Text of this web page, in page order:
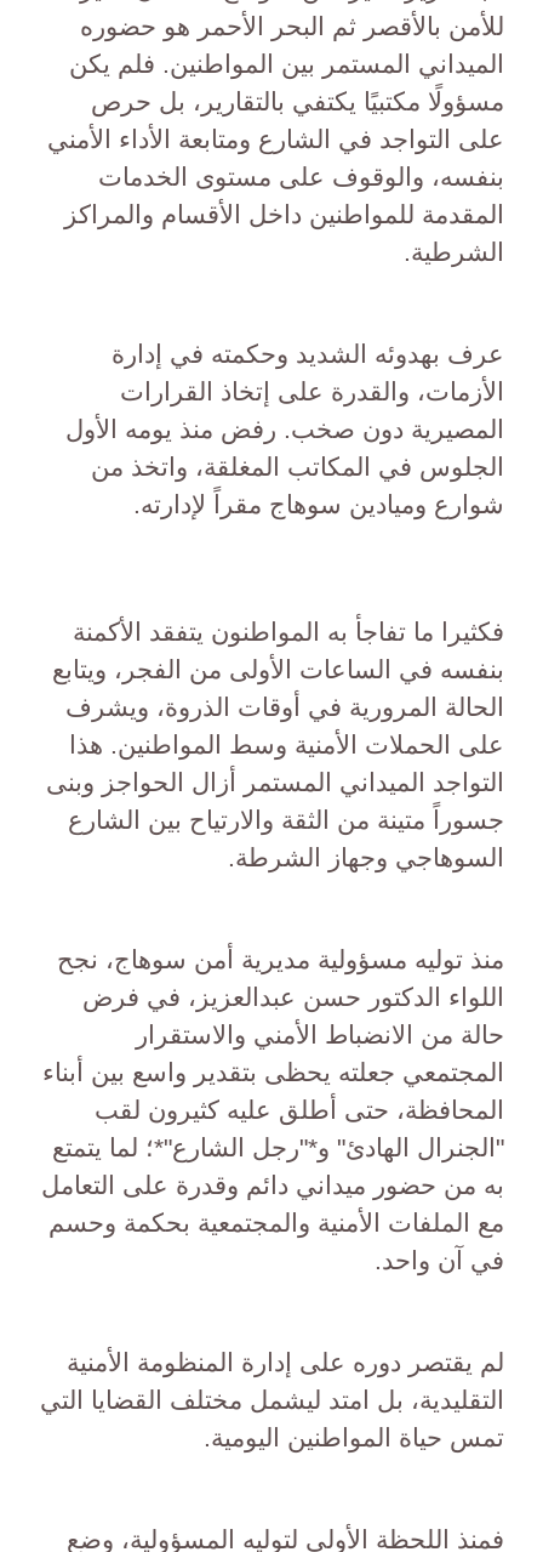
للأمن بالأقصر ثم البحر الأحمر هو حضوره
الميداني المستمر بين المواطنين. فلم يكن
مسؤولًا مكتبيًا يكتفي بالتقارير، بل حرص
على التواجد في الشارع ومتابعة الأداء الأمني
بنفسه، والوقوف على مستوى الخدمات
المقدمة للمواطنين داخل الأقسام والمراكز
الشرطية.
عرف بهدوئه الشديد وحكمته في إدارة
الأزمات، والقدرة على إتخاذ القرارات
المصيرية دون صخب. رفض منذ يومه الأول
الجلوس في المكاتب المغلقة، واتخذ من
شوارع وميادين سوهاج مقراً لإدارته.
فكثيرا ما تفاجأ به المواطنون يتفقد الأكمنة
بنفسه في الساعات الأولى من الفجر، ويتابع
الحالة المرورية في أوقات الذروة، ويشرف
على الحملات الأمنية وسط المواطنين. هذا
التواجد الميداني المستمر أزال الحواجز وبنى
جسوراً متينة من الثقة والارتياح بين الشارع
السوهاجي وجهاز الشرطة.
منذ توليه مسؤولية مديرية أمن سوهاج، نجح
اللواء الدكتور حسن عبدالعزيز، في فرض
حالة من الانضباط الأمني والاستقرار
المجتمعي جعلته يحظى بتقدير واسع بين أبناء
المحافظة، حتى أطلق عليه كثيرون لقب
"الجنرال الهادئ" و*"رجل الشارع"*؛ لما يتمتع
به من حضور ميداني دائم وقدرة على التعامل
مع الملفات الأمنية والمجتمعية بحكمة وحسم
في آن واحد.
لم يقتصر دوره على إدارة المنظومة الأمنية
التقليدية، بل امتد ليشمل مختلف القضايا التي
تمس حياة المواطنين اليومية.
فمنذ اللحظة الأولى لتوليه المسؤولية، وضع